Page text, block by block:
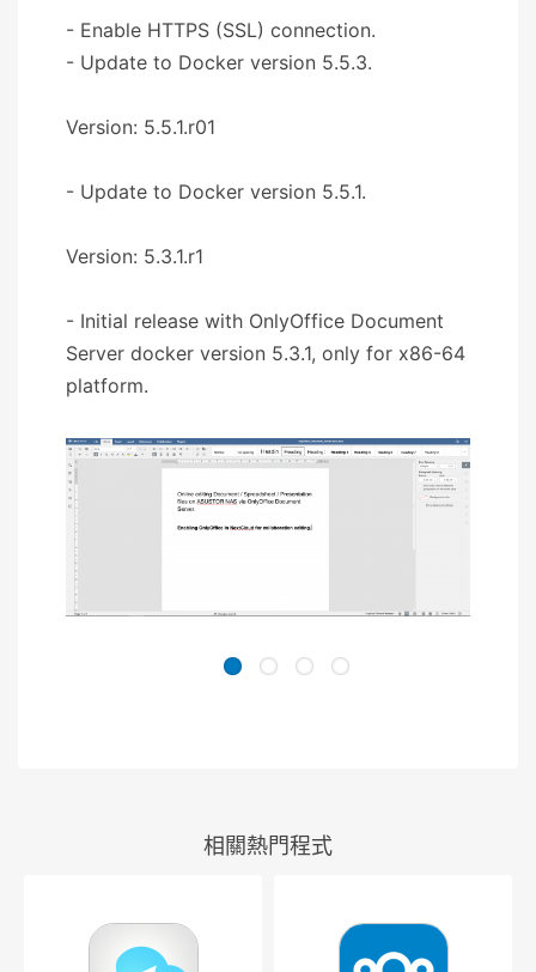
- Enable HTTPS (SSL) connection.
- Update to Docker version 5.5.3.
Version: 5.5.1.r01
- Update to Docker version 5.5.1.
Version: 5.3.1.r1
- Initial release with OnlyOffice Document
Server docker version 5.3.1, only for x86-64
platform.
相關熱門程式